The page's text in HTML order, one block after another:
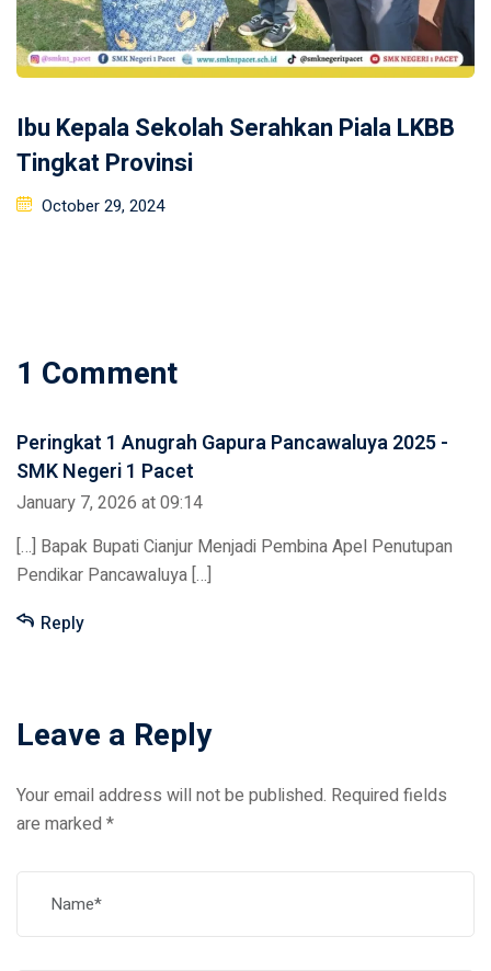
Ibu Kepala Sekolah Serahkan Piala LKBB
Tingkat Provinsi
Posted
October 29, 2024
1 Comment
Peringkat 1 Anugrah Gapura Pancawaluya 2025 -
SMK Negeri 1 Pacet
January 7, 2026 at 09:14
[…] Bapak Bupati Cianjur Menjadi Pembina Apel Penutupan
Pendikar Pancawaluya […]
Reply
Leave a Reply
Your email address will not be published. Required fields
are marked *